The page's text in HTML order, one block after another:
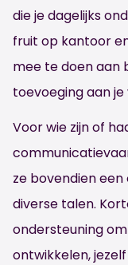
die je dagelijks
fruit op kantoor
mee te doen aan
toevoeging aan
Voor wie zijn of
ze bovendien een
diverse talen.
ondersteuning
ontwikkelen,